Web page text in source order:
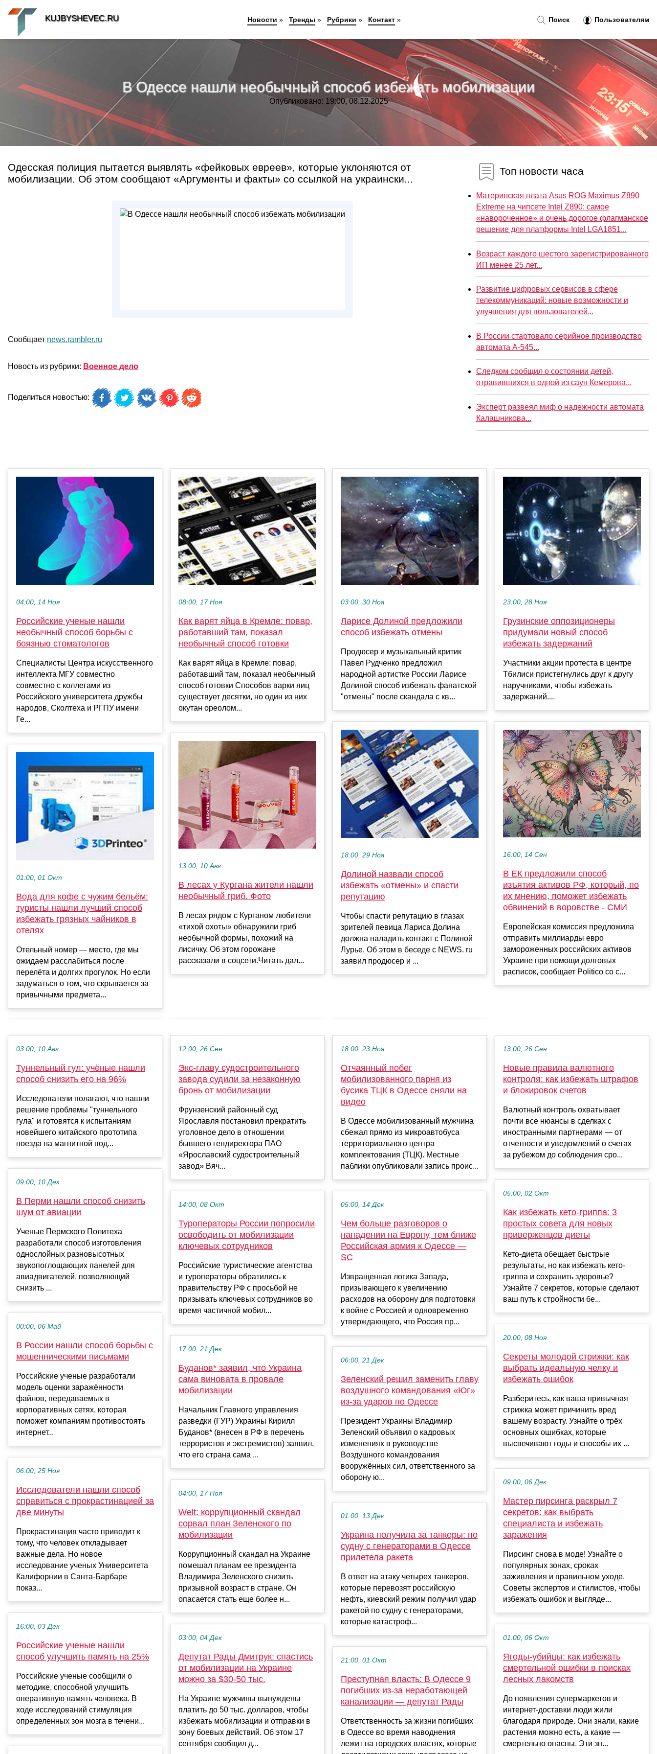
В Одессе нашли необычный способ избежать мобилизации
Опубликовано: 19:00, 08.12.2025
Одесская полиция пытается выявлять «фейковых евреев», которые уклоняются от
мобилизации. Об этом сообщают «Аргументы и факты» со ссылкой на украински...
Сообщает news.rambler.ru
Новость из рубрики: Военное дело
Поделиться новостью:
Топ новости часа
Материнская плата Asus ROG Maximus Z890
Extreme на чипсете Intel Z890: самое
«навороченное» и очень дорогое флагманское
решение для платформы Intel LGA1851...
Возраст каждого шестого зарегистрированного
ИП менее 25 лет...
Развитие цифровых сервисов в сфере
телекоммуникаций: новые возможности и
улучшения для пользователей...
В России стартовало серийное производство
автомата А-545...
Следком сообщил о состоянии детей,
отравившихся в одной из саун Кемерова...
Эксперт развеял миф о надежности автомата
Калашникова...
04:00, 14 Ноя
Российские ученые нашли
необычный способ борьбы с
боязнью стоматологов
Специалисты Центра искусственного
интеллекта МГУ совместно
совместно с коллегами из
Российского университета дружбы
народов, Сколтеха и РГПУ имени
Ге...
01:00, 01 Окт
Вода для кофе с чужим бельём:
туристы нашли лучший способ
избежать грязных чайников в
отелях
Отельный номер — место, где мы
ожидаем расслабиться после
перелёта и долгих прогулок. Но если
задуматься о том, что скрывается за
привычными предмета...
08:00, 17 Ноя
Как варят яйца в Кремле: повар,
работавший там, показал
необычный способ готовки
Как варят яйца в Кремле: повар,
работавший там, показал необычный
способ готовки Способов варки яиц
существует десятки, но один из них
окутан ореолом...
13:00, 10 Авг
В лесах у Кургана жители нашли
необычный гриб. Фото
В лесах рядом с Курганом любители
«тихой охоты» обнаружили гриб
необычной формы, похожий на
лисичку. Об этом горожане
рассказали в соцсети.Читать дал...
03:00, 30 Ноя
Ларисе Долиной предложили
способ избежать отмены
Продюсер и музыкальный критик
Павел Рудченко предложил
народной артистке России Ларисе
Долиной способ избежать фанатской
"отмены" после скандала с кв...
18:00, 29 Ноя
Долиной назвали способ
избежать «отмены» и спасти
репутацию
Чтобы спасти репутацию в глазах
зрителей певица Лариса Долина
должна наладить контакт с Полиной
Лурье. Об этом в беседе с NEWS. ru
заявил продюсер и ...
23:00, 28 Ноя
Грузинские оппозиционеры
придумали новый способ
избежать задержаний
Участники акции протеста в центре
Тбилиси пристегнулись друг к другу
наручниками, чтобы избежать
задержаний....
16:00, 14 Сен
В ЕК предложили способ
изъятия активов РФ, который, по
их мнению, поможет избежать
обвинений в воровстве - СМИ
Европейская комиссия предложила
отправить миллиарды евро
замороженных российских активов
Украине при помощи долговых
расписок, сообщает Politico со с...
03:00, 10 Авг
Туннельный гул: учёные нашли
способ снизить его на 96%
Исследователи полагают, что нашли
решение проблемы "туннельного
гула" и готовятся к испытаниям
новейшего китайского прототипа
поезда на магнитной под...
09:00, 10 Дек
В Перми нашли способ снизить
шум от авиации
Ученые Пермского Политеха
разработали способ изготовления
однослойных разновысотных
звукопоглощающих панелей для
авиадвигателей, позволяющий
снизить ...
00:00, 06 Май
В России нашли способ борьбы с
мошенническими письмами
Российские ученые разработали
модель оценки заражённости
файлов, передаваемых в
корпоративных сетях, которая
поможет компаниям противостоять
интернет...
06:00, 25 Ноя
Исследователи нашли способ
справиться с прокрастинацией за
две минуты
Прокрастинация часто приводит к
тому, что человек откладывает
важные дела. Но новое
исследование ученых Университета
Калифорнии в Санта-Барбаре
показ...
16:00, 03 Дек
Российские ученые нашли
способ улучшить память на 25%
Российские ученые сообщили о
методике, способной улучшить
оперативную память человека. В
ходе исследований стимуляция
определенных зон мозга в течени...
12:00, 26 Сен
Экс-главу судостроительного
завода судили за незаконную
бронь от мобилизации
Фрунзенский районный суд
Ярославля постановил прекратить
уголовное дело в отношении
бывшего гендиректора ПАО
«Ярославский судостроительный
завод» Вяч...
14:00, 08 Окт
Туроператоры России попросили
освободить от мобилизации
ключевых сотрудников
Российские туристические агентства
и туроператоры обратились к
правительству РФ с просьбой не
призывать ключевых сотрудников во
время частичной мобил...
17:00, 21 Дек
Буданов* заявил, что Украина
сама виновата в провале
мобилизации
Начальник Главного управления
разведки (ГУР) Украины Кирилл
Буданов* (внесен в РФ в перечень
террористов и экстремистов) заявил,
что его страна сама ...
04:00, 17 Ноя
Welt: коррупционный скандал
сорвал план Зеленского по
мобилизации
Коррупционный скандал на Украине
помешал планам ее президента
Владимира Зеленского снизить
призывной возраст в стране. Он
опасается стать еще более н...
03:00, 04 Дек
Депутат Рады Дмитрук: спастись
от мобилизации на Украине
можно за $30-50 тыс.
На Украине мужчины вынуждены
платить до 50 тыс. долларов, чтобы
избежать мобилизации и отправки в
зону боевых действий. Об этом 17
сентября сообщил д...
18:00, 23 Ноя
Отчаянный побег
мобилизованного парня из
бусика ТЦК в Одессе сняли на
видео
В Одессе мобилизованный мужчина
сбежал прямо из микроавтобуса
территориального центра
комплектования (ТЦК). Местные
паблики опубликовали запись проис...
05:00, 14 Дек
Чем больше разговоров о
нападении на Европу, тем ближе
Российская армия к Одессе —
SC
Извращенная логика Запада,
призывающего к увеличению
расходов на оборону для подготовки
к войне с Россией и одновременно
утверждающего, что Россия пр...
06:00, 21 Дек
Зеленский решил заменить главу
воздушного командования «Юг»
из-за ударов по Одессе
Президент Украины Владимир
Зеленский объявил о кадровых
изменениях в руководстве
Воздушного командования
вооружённых сил, ответственного за
оборону ю...
01:00, 13 Дек
Украина получила за танкеры: по
судну с генераторами в Одессе
прилетела ракета
В ответ на атаку четырех танкеров,
которые перевозят российскую
нефть, киевский режим получил удар
ракетой по судну с генераторами,
которые катастроф...
21:00, 01 Окт
Преступная власть: В Одессе 9
погибших из-за неработающей
канализации — депутат Рады
Ответственность за жизни погибших
в Одессе во время наводнения
лежит на городских властях, которые
13:00, 26 Сен
Новые правила валютного
контроля: как избежать штрафов
и блокировок счетов
Валютный контроль охватывает
почти все нюансы в сделках с
иностранными партнерами — от
отчетности и уведомлений о счетах
за рубежом до соблюдения сро...
05:00, 02 Окт
Как избежать кето-гриппа: 3
простых совета для новых
приверженцев диеты
Кето-диета обещает быстрые
результаты, но как избежать кето-
гриппа и сохранить здоровье?
Узнайте 7 секретов, которые сделают
ваш путь к стройности бе...
20:00, 08 Ноя
Секреты молодой стрижки: как
выбрать идеальную челку и
избежать ошибок
Разберитесь, как ваша привычная
стрижка может причинить вред
вашему возрасту. Узнайте о трёх
основных ошибках, которые
высвечивают годы и способы их ...
09:00, 06 Дек
Мастер пирсинга раскрыл 7
секретов: как выбрать
специалиста и избежать
заражения
Пирсинг снова в моде! Узнайте о
популярных зонах, сроках
заживления и правильном уходе.
Советы экспертов и стилистов, чтобы
избежать ошибок и выгляде...
01:00, 06 Окт
Ягоды-убийцы: как избежать
смертельной ошибки в поисках
лесных лакомств
До появления супермаркетов и
интернет-доставки люди жили
благодаря природе. Они знали, какие
растения можно есть, а какие —
смертельно опасны. Эти зн...
Поиск Пользователям
KUJBYSHEVEC.RU Новости » Тренды » Рубрики » Контакт»